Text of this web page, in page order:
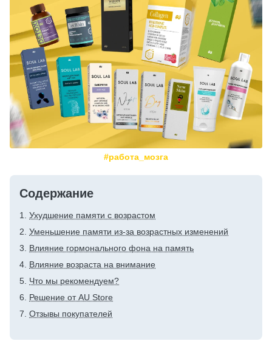
#работа_мозга
Содержание
Ухудшение памяти с возрастом
Уменьшение памяти из-за возрастных изменений
Влияние гормонального фона на память
Влияние возраста на внимание
Что мы рекомендуем?
Решение от AU Store
Отзывы покупателей